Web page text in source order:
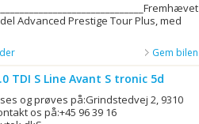
Advanced Prestige Tour Plus, med
Gem bilen
TDI S Line Avant S tronic 5d
og prøves på:Grindstedvej 2, 9310
os på:+45 96 39 16